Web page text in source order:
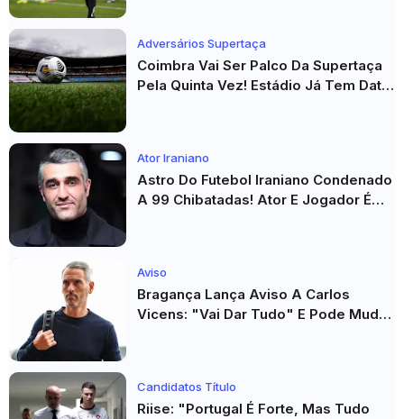
Adversários Supertaça
Coimbra Vai Ser Palco Da Supertaça
Pela Quinta Vez! Estádio Já Tem Data
Ator Iraniano
Astro Do Futebol Iraniano Condenado
A 99 Chibatadas! Ator E Jogador É
Aviso
Bragança Lança Aviso A Carlos
Vicens: "Vai Dar Tudo" E Pode Mudar
Candidatos Título
Riise: "Portugal É Forte, Mas Tudo